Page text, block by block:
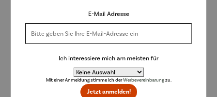
E-Mail Adresse
Ich interessiere mich am meisten für
Mit einer Anmeldung stimme ich derWerbevereinbarungzu.
Jetzt anmelden!